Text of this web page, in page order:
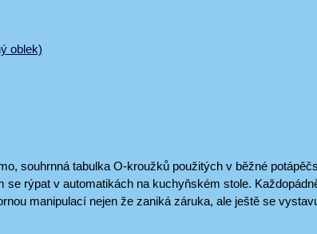
oblek)
souhrnná tabulka O-kroužků použitých v běžné
se rýpat v automatikách na kuchyňském stole.
manipulací nejen že zaniká záruka, ale ještě se